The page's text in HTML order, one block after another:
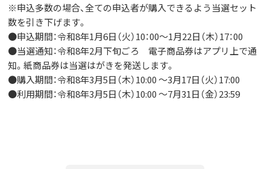
※申込多数の場合、全ての申込者が購入できるよう当選セット
数を引き下げます。
●申込期間：令和8年1月6日（火）10：00～1月22日（木）17：00
●当選通知：令和8年2月下旬ごろ 電子商品券はアプリ上で通
知。紙商品券は当選はがきを発送します。
●購入期間：令和8年3月5日（木）10:00～3月17日（火）17:00
●利用期間：令和8年3月5日（木）10:00～7月31日（金）23:59